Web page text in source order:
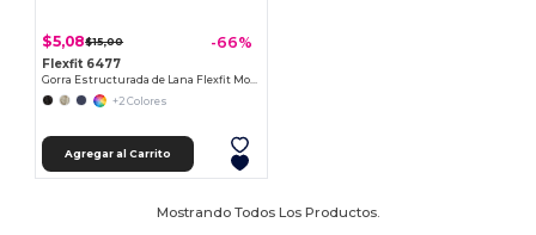
$5,08$15,00 -66%
Flexfit 6477
Gorra Estructurada de Lana Flexfit Moderna
+2 Colores
Agregar al Carrito
Mostrando Todos Los Productos.